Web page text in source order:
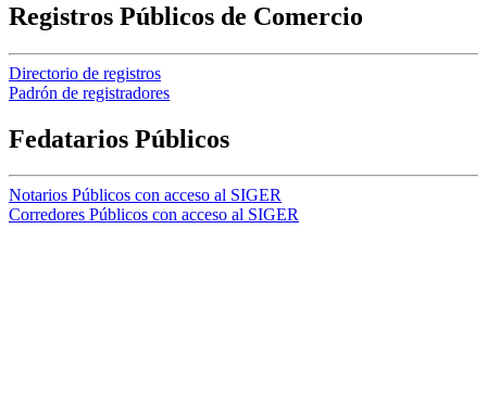
Registros Públicos de Comercio
Directorio de registros
Padrón de registradores
Fedatarios Públicos
Notarios Públicos con acceso al SIGER
Corredores Públicos con acceso al SIGER